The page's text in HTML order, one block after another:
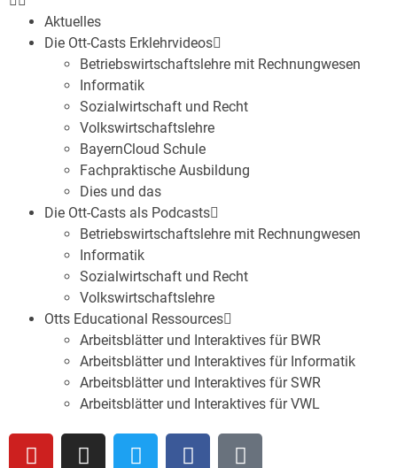
Aktuelles
Die Ott-Casts Erklehrvideos
Betriebswirtschaftslehre mit Rechnungwesen
Informatik
Sozialwirtschaft und Recht
Volkswirtschaftslehre
BayernCloud Schule
Fachpraktische Ausbildung
Dies und das
Die Ott-Casts als Podcasts
Betriebswirtschaftslehre mit Rechnungwesen
Informatik
Sozialwirtschaft und Recht
Volkswirtschaftslehre
Otts Educational Ressources
Arbeitsblätter und Interaktives für BWR
Arbeitsblätter und Interaktives für Informatik
Arbeitsblätter und Interaktives für SWR
Arbeitsblätter und Interaktives für VWL